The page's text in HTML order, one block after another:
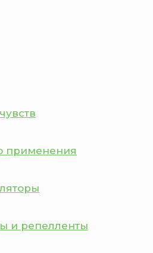
применения
и репелленты